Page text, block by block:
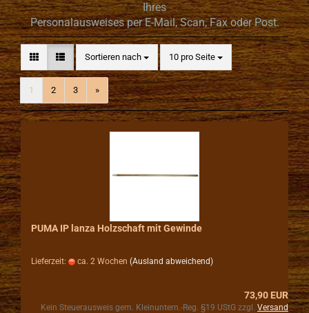
Ihres
Personalausweises per E-Mail, Scan, Fax oder Post.
Sortieren nach
Sortieren nach 10 pro Seite
pro Seite
1 2 3 »
PUMA IP lanza Holzschaft mit Gewinde
Lieferzeit: ca. 2 Wochen (Ausland abweichend)
73,90 EUR
Kein Steuerausweis gem. Kleinuntern.-Reg. §19 UStG zzgl. Versand